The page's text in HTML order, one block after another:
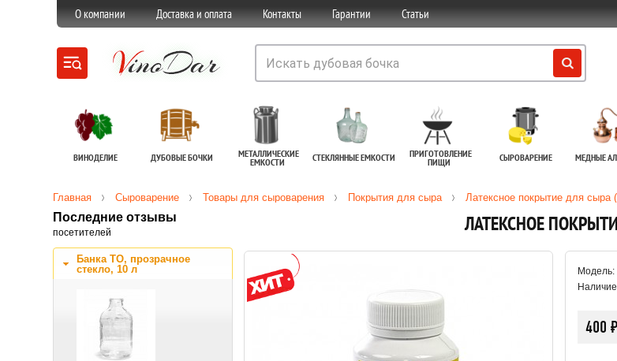
О компании Доставка и оплата Контакты Гарантии Статьи
ВИНОДЕЛИЕ ДУБОВЫЕ БОЧКИ МЕТАЛЛИЧЕСКИЕ
ЕМКОСТИ СТЕКЛЯННЫЕ ЕМКОСТИ ПРИГОТОВЛЕНИЕ
ПИЩИ СЫРОВАРЕНИЕ МЕДНЫЕ
Главная Сыроварение Товары для сыроварения Покрытия для сыра Латексное покрытие для сыра
Последние отзывы
посетителей
Банка ТО, прозрачное
стекло, 10 л
ЛАТЕКСНОЕ
Модель:
400 ₽